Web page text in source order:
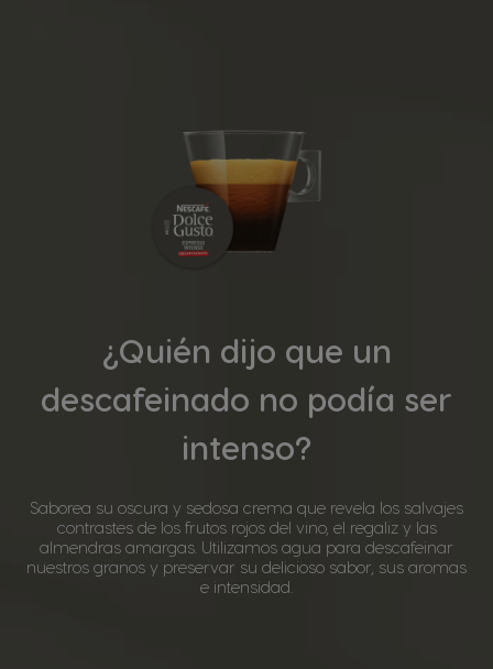
¿Quién dijo que un
descafeinado no podía ser
intenso?
Saborea su oscura y sedosa crema que revela los salvajes
contrastes de los frutos rojos del vino, el regaliz y las
almendras amargas. Utilizamos agua para descafeinar
nuestros granos y preservar su delicioso sabor, sus aromas
e intensidad.